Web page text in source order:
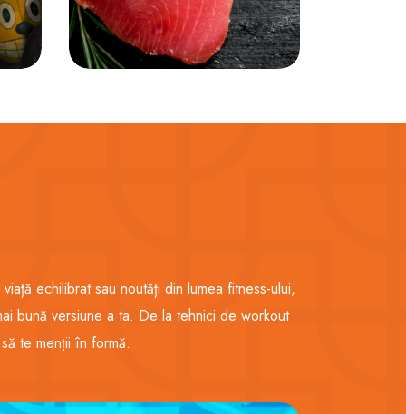
echilibrat sau noutăți din lumea fitness-ului,
bună versiune a ta. De la tehnici de workout
te menții în formă.